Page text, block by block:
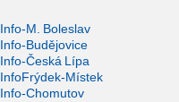
Info-M. Boleslav
Info-Budějovice
Info-Česká Lípa
InfoFrýdek-Místek
Info-Chomutov